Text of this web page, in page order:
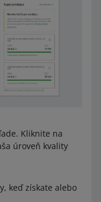
Kliknite na
úroveň kvality
keď získate alebo